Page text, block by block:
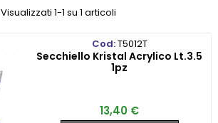
Visualizzati 1-1 su 1 articoli
Cod:T5012T
Secchiello Kristal Acrylico Lt.3.5
1pz
Prezzo
13,40 €